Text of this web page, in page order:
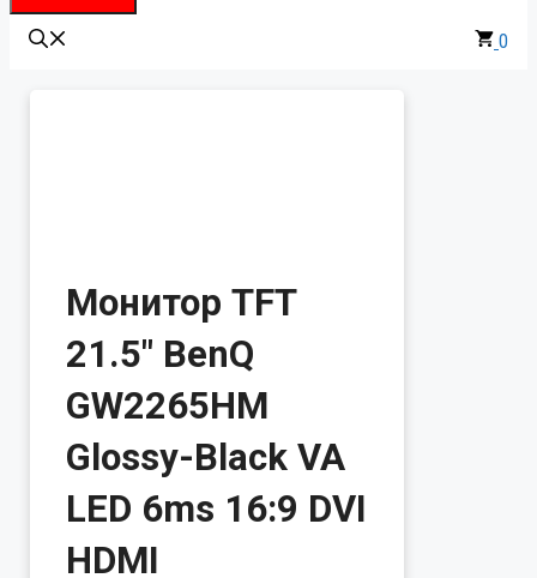
0
Монитор TFT
21.5″ BenQ
GW2265HM
Glossy-Black VA
LED 6ms 16:9 DVI
HDMI